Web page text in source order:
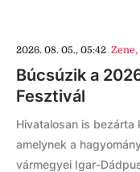
2026. 08. 05., 05:42 Zene,
Búcsúzik a
Fesztivál
Hivatalosan is bezárta
amelynek a
vármegyei Igar-